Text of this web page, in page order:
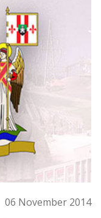
06 November 2014